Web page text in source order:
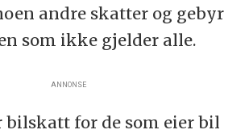
andre skatter og gebyr
som ikke gjelder alle.
ANNONSE
bilskatt for de som eier bil